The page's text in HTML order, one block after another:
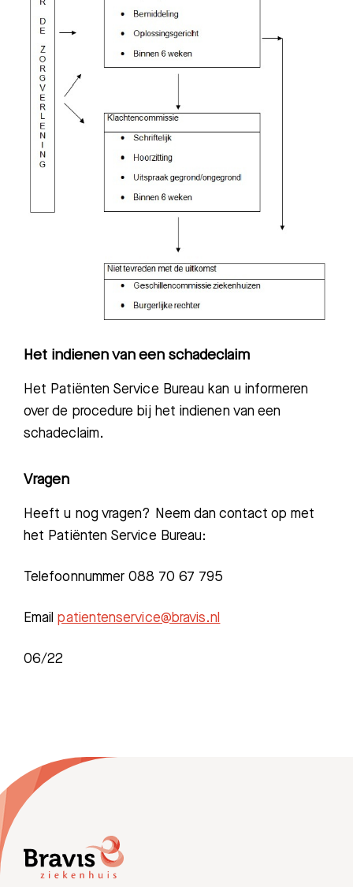
Het indienen van een schadeclaim
Het Patiënten Service Bureau kan u informeren
over de procedure bij het indienen van een
schadeclaim.
Vragen
Heeft u nog vragen? Neem dan contact op met
het Patiënten Service Bureau:
Telefoonnummer 088 70 67 795
Emailpatientenservice@bravis.nl
06/22